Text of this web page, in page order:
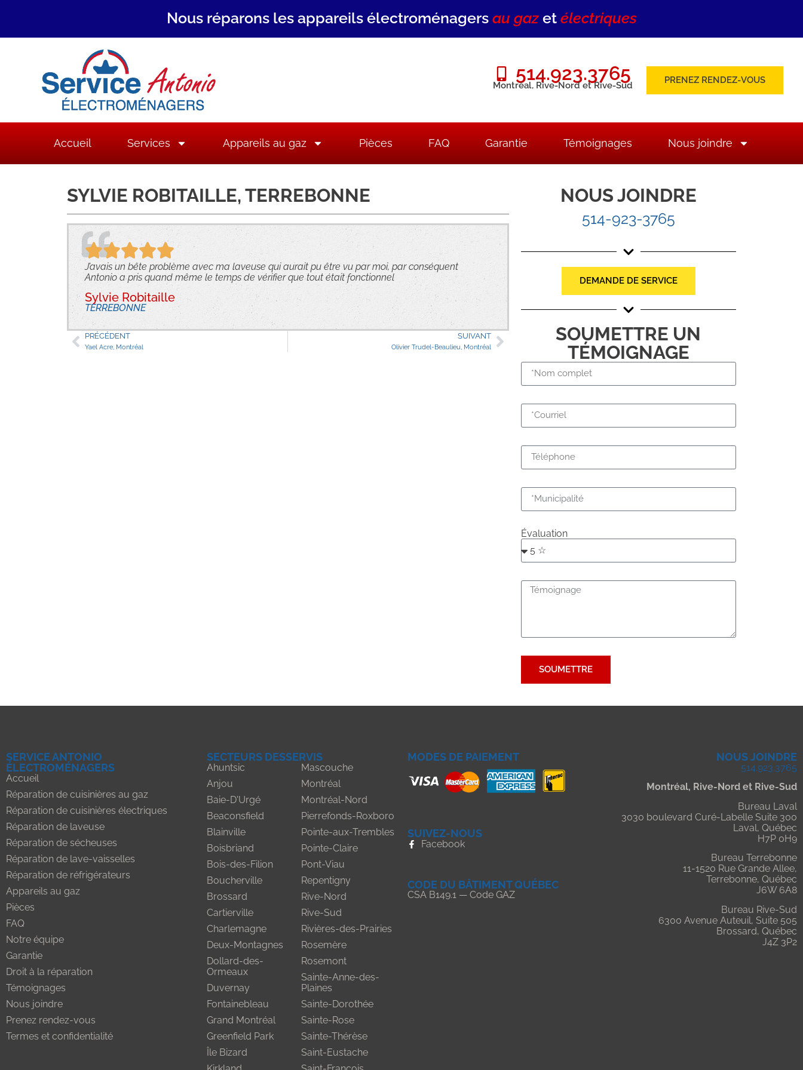
Nous réparons les appareils électroménagers au gazet électriques
514.923.3765
Montréal, Rive-Nord et Rive-Sud PRENEZ RENDEZ-VOUS
Accueil Services Appareils au gaz Pièces FAQ Garantie Témoignages Nous joindre
SYLVIE ROBITAILLE, TERREBONNE
J’avais un bête problème avec ma laveuse qui aurait pu être vu par moi, par conséquent
Antonio a pris quand même le temps de vérifier que tout était fonctionnel
Sylvie Robitaille
TERREBONNE
PRÉCÉDENT
Yael Acre, Montréal
SUIVANT
Olivier Trudel-Beaulieu, Montréal
NOUS JOINDRE
514-923-3765
DEMANDE DE SERVICE
SOUMETTRE UN
TÉMOIGNAGE
Évaluation
SOUMETTRE
SERVICE ANTONIO
ÉLECTROMÉNAGERS
Accueil
Réparation de cuisinières au gaz
Réparation de cuisinières électriques
Réparation de laveuse
Réparation de sécheuses
Réparation de lave-vaisselles
Réparation de réfrigérateurs
Appareils au gaz
Pièces
FAQ
Notre équipe
Garantie
Droit à la réparation
Témoignages
Nous joindre
Prenez rendez-vous
Termes et confidentialité
SECTEURS DESSERVIS
Ahuntsic
Anjou
Baie-D'Urgé
Beaconsfield
Blainville
Boisbriand
Bois-des-Filion
Boucherville
Brossard
Cartierville
Charlemagne
Deux-Montagnes
Dollard-des-
Ormeaux
Duvernay
Fontainebleau
Grand Montréal
Greenfield Park
Île Bizard
Mascouche
Montréal
Montréal-Nord
Pierrefonds-Roxboro
Pointe-aux-Trembles
Pointe-Claire
Pont-Viau
Repentigny
Rive-Nord
Rive-Sud
Rivières-des-Prairies
Rosemère
Rosemont
Sainte-Anne-des-
Plaines
Sainte-Dorothée
Sainte-Rose
Sainte-Thérèse
Saint-Eustache
MODES DE PAIEMENT
SUIVEZ-NOUS
Facebook
CODE DU BÂTIMENT QUÉBEC
CSA B149.1 — Code GAZ
NOUS JOINDRE
514.923.3765
Montréal, Rive-Nord et Rive-Sud
Bureau Laval
3030 boulevard Curé-Labelle Suite 300
Laval, Québec
H7P 0H9
Bureau Terrebonne
11-1520 Rue Grande Allee,
Terrebonne, Québec
J6W 6A8
Bureau Rive-Sud
6300 Avenue Auteuil, Suite 505
Brossard, Québec
J4Z 3P2